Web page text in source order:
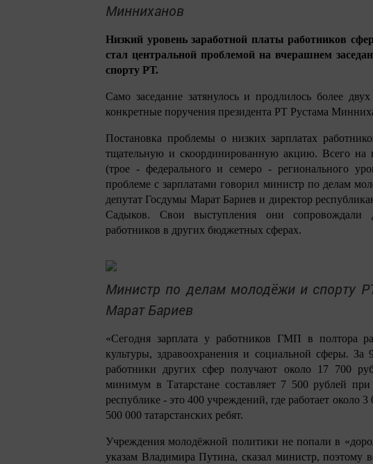
Минниханов
Низкий уровень заработной платы работников
стал центральной проблемой на вчерашнем
спорту РТ.
Само заседание затянулось и продлилось более
конкретные поручения президента РТ Рустама
Постановка проблемы о низких зарплатах
тщательную и скоординированную акцию. Всего на
(трое - федерального и семеро - регионального
проблеме с зарплатами говорил министр по делам
депутат Госдумы Марат Бариев и директор
Садыков. Свои выступления они сопровождали
работников в других бюджетных сферах.
Министр по делам молодёжи и спорту
Марат Бариев
«Сегодня зарплата у работников ГМП в полтора
культуры, здравоохранения и социальной сферы.
работники других сфер получают около 17 700
минимум в Татарстане составляет 7 500 рублей
республике - это 400 учреждений, где работает около
500 000 татарстанских ребят.
Учреждения молодёжной политики не попали в
указам Владимира Путина, сказал министр,